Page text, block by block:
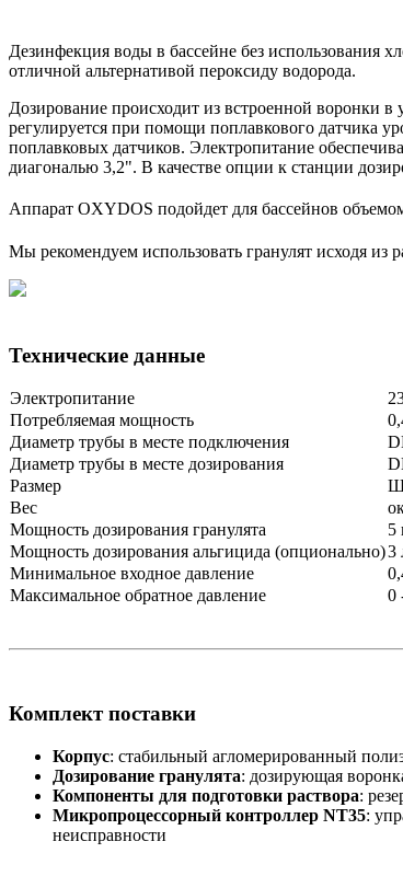
Дезинфекция воды в бассейне без использования
отличной альтернативой пероксиду водорода.
Дозирование происходит из встроенной воронки
регулируется при помощи поплавкового датчика
поплавковых датчиков. Электропитание
диагональю 3,2". В качестве опции к станции
Аппарат OXYDOS подойдет для бассейнов
Мы рекомендуем использовать гранулят исходя из
Технические данные
Электропитание
Потребляемая мощность
Диаметр трубы в месте подключения
Диаметр трубы в месте дозирования
Размер
Ш
Вес
Мощность дозирования гранулята
5
Мощность дозирования альгицида (опционально)3
Минимальное входное давление
Максимальное обратное давление
0
Комплект поставки
Корпус: стабильный агломерированный
Дозирование гранулята: дозирующая
Компоненты для подготовки раствора:
Микропроцессорный контроллер NT35:
неисправности